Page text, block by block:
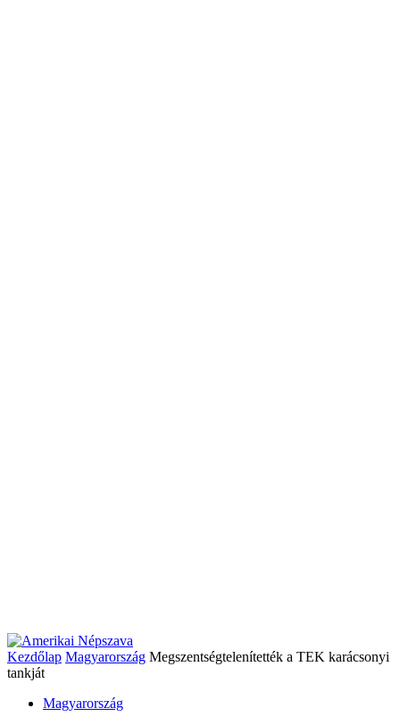
Kezdőlap Magyarország Megszentségtelenítették a TEK karácsonyi
tankját
Magyarország